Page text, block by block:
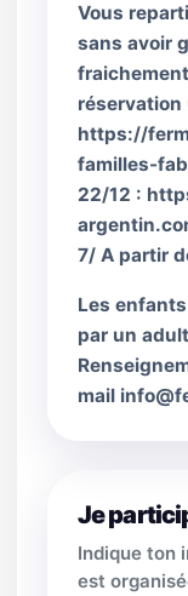
Vous
sans avoir
réservation
https://
familles-
22/12 :
7/ A partir
Les
par un
mail
Je
Indique ton
est